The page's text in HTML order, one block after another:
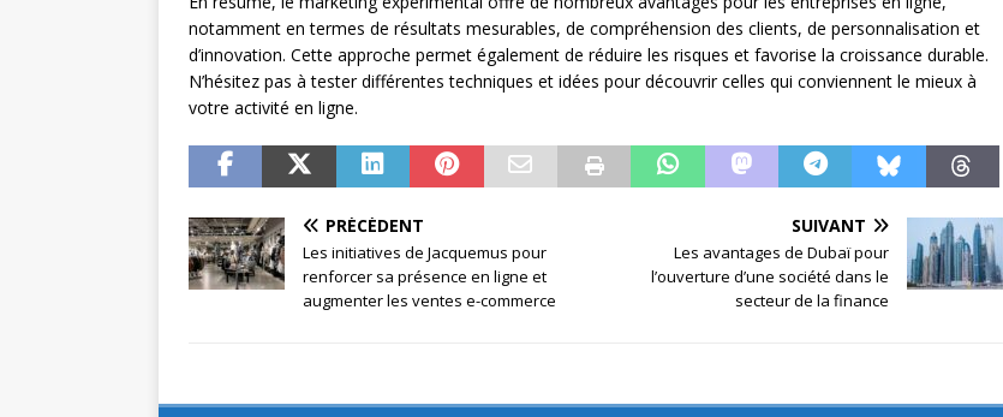
notamment en termes de résultats mesurables, de compréhension des clients, de personnalisation et
d’innovation. Cette approche permet également de réduire les risques et favorise la croissance durable.
N’hésitez pas à tester différentes techniques et idées pour découvrir celles qui conviennent le mieux à
votre activité en ligne.
PRÉCÉDENT
Les initiatives de Jacquemus pour
renforcer sa présence en ligne et
augmenter les ventes e-commerce
SUIVANT
Les avantages de Dubaï pour
l’ouverture d’une société dans le
secteur de la finance